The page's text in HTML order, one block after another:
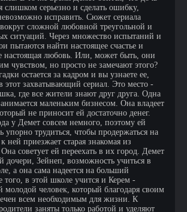
слишком серьезно и сделать ошибку,
исправить. Сюжет сериала
вокруг сложной любовной треугольной и
ситуаций. Через множество испытаний и
пытаются найти настоящее счастье и
настоящая любовь. Или, может быть, они
чувством, но просто не замечают этого?
остается за кадром и вы узнаете ее,
этот захватывающий сериал. Это место -
где все жители знают друг друга. Одна
маленьким бизнесом. Она владеет
не приносит ей достаточно денег.
у Демет совсем немного, поэтому ей
упорно трудиться, чтобы продержаться на
ней приезжает старая знакомая из
советует ей переехать в их город. Демет
дочери, Зейнеп, возможность учиться в
а она сама надеется на больший
того, в этой школе учится и Керем -
молодой человек, который благодаря своим
всем необходимым для жизни. К
заняты только работой и уделяют